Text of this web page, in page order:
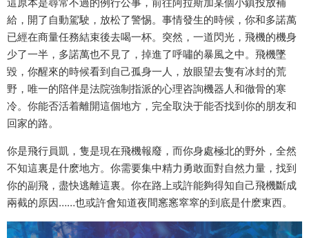
給，開了自動駕駛，放松了警惕。事情發生的時候，你和多諾萬
已經在商量任務結束後去喝一杯。突然，一道閃光，飛機的機身
少了一半，多諾萬也不見了，掉進了呼嘯的暴風之中。飛機墜
毀，你醒來的時候看到自己孤身一人，放眼望去隻有冰封的荒
野，唯一的陪伴是法院強制指派的心理咨詢機器人和徹骨的寒
冷。你能否活着離開這個地方，完全取決于能否找到你的朋友和
回家的路。
你是飛行員凱，隻是現在飛機報廢，而你身處極北的野外，全然
不知這裏是什麽地方。你需要集中精力勇敢面對自然力量，找到
你的副飛，盡快逃離這裏。你在路上或許能夠得知自己飛機斷成
兩截的原因……也或許會知道夜間窸窸窣窣的到底是什麽東西。